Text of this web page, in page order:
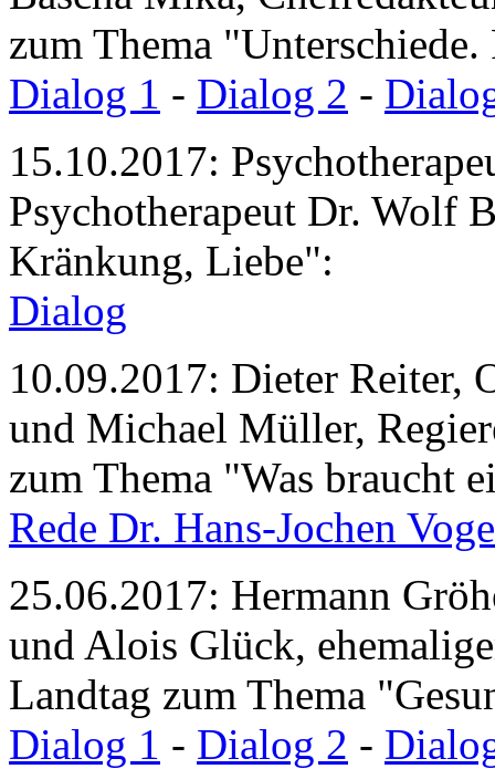
zum Thema
Dialog 1 - Dialog 2 -
15.10.2017:
Psychotherapeut Dr. Wolf
Kränkung, Liebe":
Dialog
10.09.2017: Dieter Reiter,
und Michael Müller,
zum Thema "Was braucht
Rede Dr. Hans-Jochen
25.06.2017: Hermann
und Alois Glück,
Landtag zum Thema
Dialog 1 - Dialog 2 -